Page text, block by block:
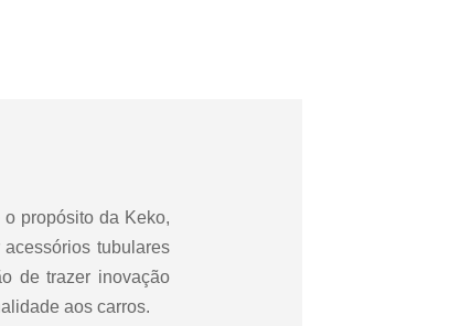
propósito da Keko,
tubulares
de trazer inovação
aos carros.